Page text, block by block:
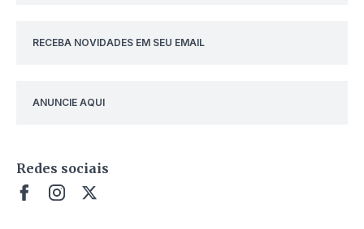
RECEBA NOVIDADES EM SEU EMAIL
ANUNCIE AQUI
Redes sociais